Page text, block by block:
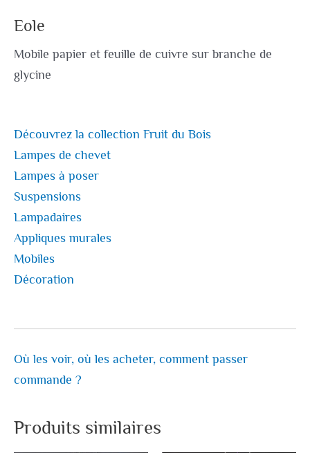
Eole
Mobile papier et feuille de cuivre sur branche de
glycine
Découvrez la collection Fruit du Bois
Lampes de chevet
Lampes à poser
Suspensions
Lampadaires
Appliques murales
Mobiles
Décoration
Où les voir, où les acheter, comment passer
commande ?
Produits similaires